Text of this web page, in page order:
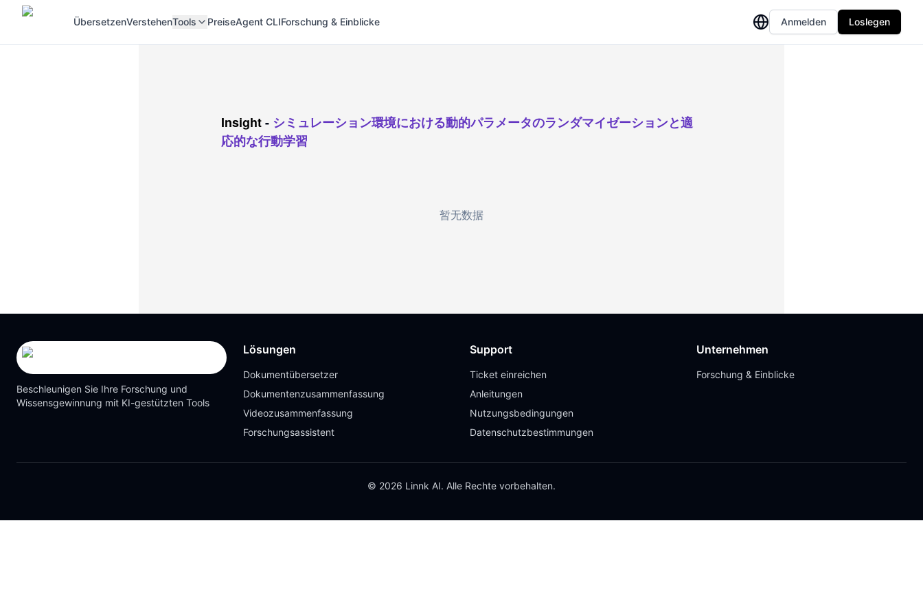
ÜbersetzenVerstehenTools PreiseAgent CLIForschung & Einblicke Anmelden Loslegen
Insight- シミュレーション環境における動的パラメータのランダマイゼーションと適
応的な行動学習
暂无数据
Beschleunigen Sie Ihre Forschung und
Wissensgewinnung mit KI-gestützten Tools
Lösungen
Dokumentübersetzer
Dokumentenzusammenfassung
Videozusammenfassung
Forschungsassistent
Support
Ticket einreichen
Anleitungen
Nutzungsbedingungen
Datenschutzbestimmungen
Unternehmen
Forschung & Einblicke
© 2026 Linnk AI. Alle Rechte vorbehalten.